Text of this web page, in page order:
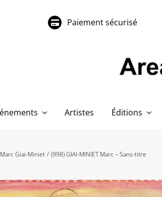
Paiement sécurisé
Artistes Éditions
Marc Giai-Miniet (998) GIAI-MINIET Marc – Sans-titre